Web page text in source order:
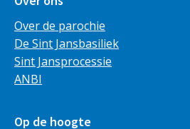
Over de parochie
De Sint Jansbasiliek
Sint Jansprocessie
ANBI
Op de hoogte